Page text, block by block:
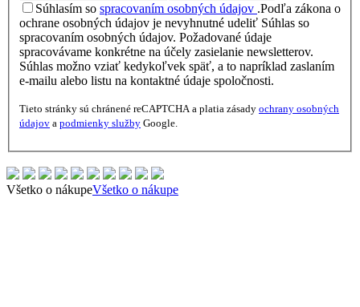
Súhlasím so spracovaním osobných údajov .Podľa zákona o
ochrane osobných údajov je nevyhnutné udeliť Súhlas so
spracovaním osobných údajov. Požadované údaje
spracovávame konkrétne na účely zasielanie newsletterov.
Súhlas možno vziať kedykoľvek späť, a to napríklad zaslaním
e-mailu alebo listu na kontaktné údaje spoločnosti.
Tieto stránky sú chránené reCAPTCHA a platia zásady ochrany osobných
údajov a podmienky služby Google.
Všetko o nákupeVšetko o nákupe